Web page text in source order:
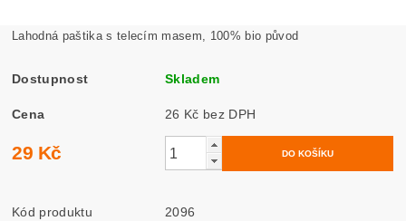
Lahodná paštika s telecím masem, 100% bio původ
Dostupnost Skladem
Cena 26 Kč bez DPH
29 Kč
Kód produktu 2096